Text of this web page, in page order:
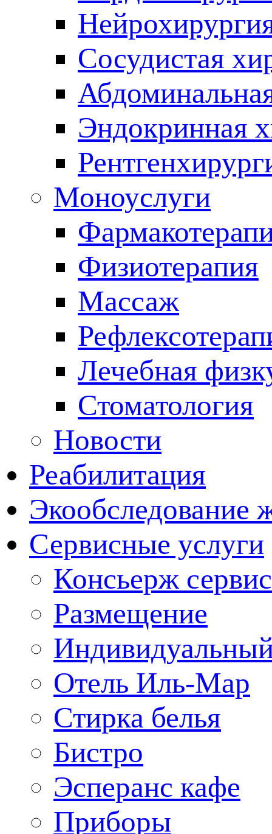
Сосудистая
Эндокринная
Моноуслуги
Физиотерапия
Массаж
Лечебная
Стоматология
Новости
Реабилитация
Экообследование
Сервисные услуги
Консьерж сервис
Размещение
Отель Иль-Мар
Стирка белья
Бистро
Эсперанс кафе
Приборы